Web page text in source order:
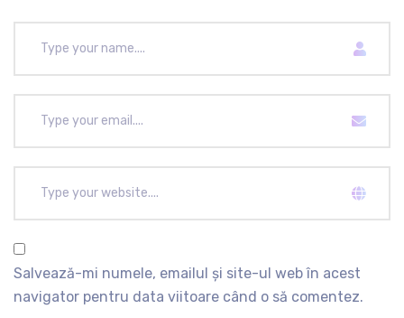
Salvează-mi numele, emailul și site-ul web în acest
navigator pentru data viitoare când o să comentez.